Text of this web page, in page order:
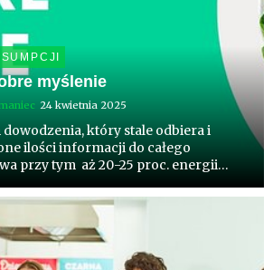
myślenie
24 kwietnia 2025
który stale odbiera i
ilości informacji do całego
przy tym aż 20-25 proc. energii
to jednak, że spożywanie cukru